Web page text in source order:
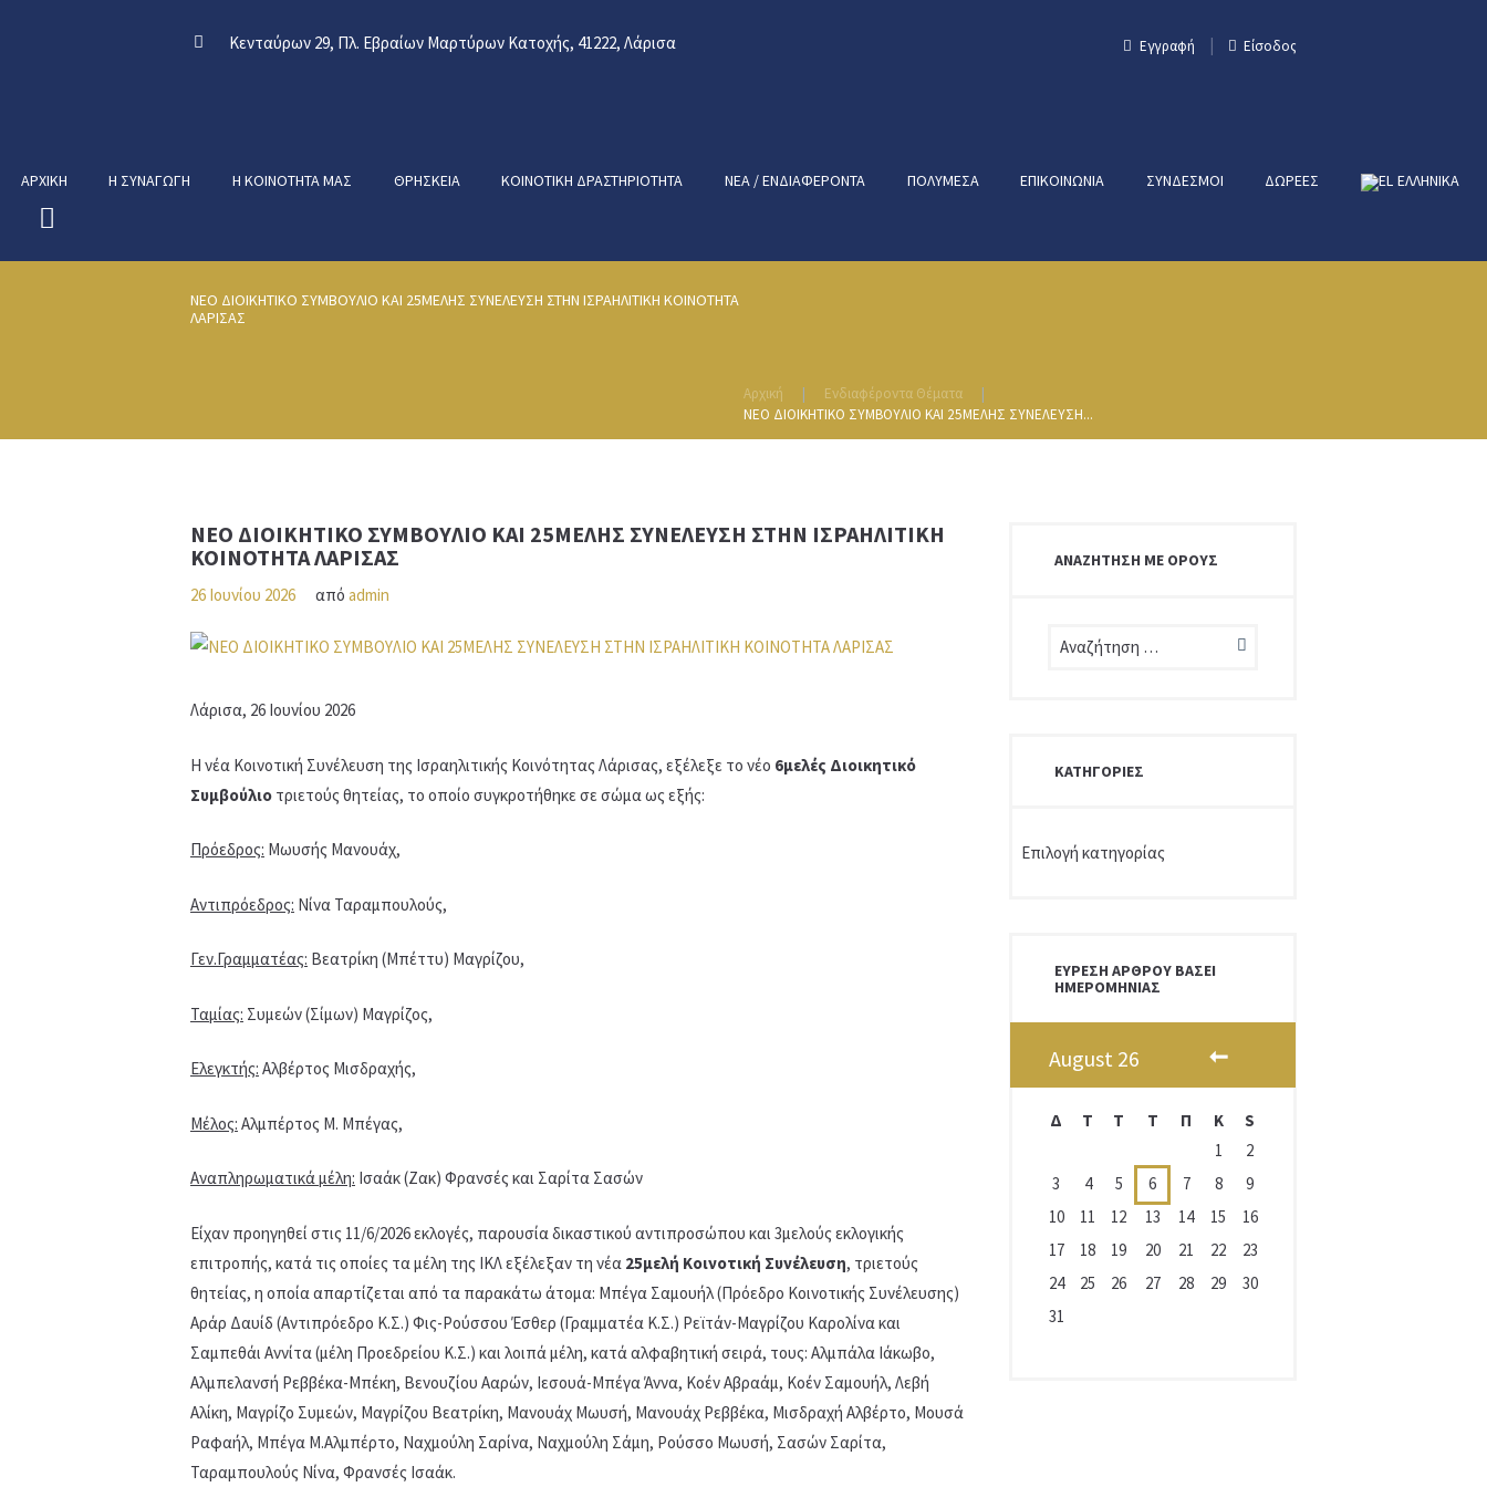
Κενταύρων 29, Πλ. Εβραίων Μαρτύρων Κατοχής, 41222, Λάρισα Εγγραφή Είσοδος
ΑΡΧΙΚΉ Η ΣΥΝΑΓΩΓΉ Η ΚΟΙΝΌΤΗΤΑ ΜΑΣ ΘΡΗΣΚΕΊΑ ΚΟΙΝΟΤΙΚΉ ΔΡΑΣΤΗΡΙΌΤΗΤΑ ΝΈΑ / ΕΝΔΙΑΦΈΡΟΝΤΑ ΠΟΛΥΜΈΣΑ ΕΠΙΚΟΙΝΩΝΊΑ ΣΎΝΔΕΣΜΟΙ ΔΩΡΕΈΣ ΕΛΛΗΝΙΚΑ
ΝΕΟ ΔΙΟΙΚΗΤΙΚΟ ΣΥΜΒΟΥΛΙΟ ΚΑΙ 25ΜΕΛΗΣ ΣΥΝΕΛΕΥΣΗ ΣΤΗΝ ΙΣΡΑΗΛΙΤΙΚΗ ΚΟΙΝΟΤΗΤΑ
ΛΑΡΙΣΑΣ
Αρχική
Ενδιαφέροντα Θέματα
ΝΕΟ ΔΙΟΙΚΗΤΙΚΟ ΣΥΜΒΟΥΛΙΟ ΚΑΙ 25ΜΕΛΗΣ ΣΥΝΕΛΕΥΣΗ...
ΝΕΟ ΔΙΟΙΚΗΤΙΚΟ ΣΥΜΒΟΥΛΙΟ ΚΑΙ 25ΜΕΛΗΣ ΣΥΝΕΛΕΥΣΗ ΣΤΗΝ ΙΣΡΑΗΛΙΤΙΚΗ
ΚΟΙΝΟΤΗΤΑ ΛΑΡΙΣΑΣ
26 Ιουνίου 2026 από admin
Λάρισα, 26 Ιουνίου 2026
Η νέα Κοινοτική Συνέλευση της Ισραηλιτικής Κοινότητας Λάρισας, εξέλεξε το νέο 6μελές Διοικητικό
Συμβούλιο τριετούς θητείας, το οποίο συγκροτήθηκε σε σώμα ως εξής:
Πρόεδρος: Μωυσής Μανουάχ,
Αντιπρόεδρος: Νίνα Ταραμπουλούς,
Γεν.Γραμματέας: Βεατρίκη (Μπέττυ) Μαγρίζου,
Ταμίας: Συμεών (Σίμων) Μαγρίζος,
Ελεγκτής: Αλβέρτος Μισδραχής,
Μέλος: Αλμπέρτος Μ. Μπέγας,
Αναπληρωματικά μέλη: Ισαάκ (Ζακ) Φρανσές και Σαρίτα Σασών
Είχαν προηγηθεί στις 11/6/2026 εκλογές, παρουσία δικαστικού αντιπροσώπου και 3μελούς εκλογικής
επιτροπής, κατά τις οποίες τα μέλη της ΙΚΛ εξέλεξαν τη νέα 25μελή Κοινοτική Συνέλευση, τριετούς
θητείας, η οποία απαρτίζεται από τα παρακάτω άτομα: Μπέγα Σαμουήλ (Πρόεδρο Κοινοτικής Συνέλευσης)
Αράρ Δαυίδ (Αντιπρόεδρο Κ.Σ.) Φις-Ρούσσου Έσθερ (Γραμματέα Κ.Σ.) Ρεϊτάν-Μαγρίζου Καρολίνα και
Σαμπεθάι Αννίτα (μέλη Προεδρείου Κ.Σ.) και λοιπά μέλη, κατά αλφαβητική σειρά, τους: Αλμπάλα Ιάκωβο,
Αλμπελανσή Ρεββέκα-Μπέκη, Βενουζίου Ααρών, Ιεσουά-Μπέγα Άννα, Κοέν Αβραάμ, Κοέν Σαμουήλ, Λεβή
Αλίκη, Μαγρίζο Συμεών, Μαγρίζου Βεατρίκη, Μανουάχ Μωυσή, Μανουάχ Ρεββέκα, Μισδραχή Αλβέρτο, Μουσά
Ραφαήλ, Μπέγα Μ.Αλμπέρτο, Ναχμούλη Σαρίνα, Ναχμούλη Σάμη, Ρούσσο Μωυσή, Σασών Σαρίτα,
Ταραμπουλούς Νίνα, Φρανσές Ισαάκ.
ΑΝΑΖΉΤΗΣΗ ΜΕ ΌΡΟΥΣ
ΚΑΤΗΓΟΡΊΕΣ
Κατηγορίες
ΕΎΡΕΣΗ ΆΡΘΡΟΥ ΒΆΣΕΙ
ΗΜΕΡΟΜΗΝΊΑΣ
August 26
Δ T Τ Τ Π Κ
S
1
2
3
4 5 6 7 8
9
10
11 12 13 14 15
16
17
18 19 20 21 22
23
24
25 26 27 28 29
30
31